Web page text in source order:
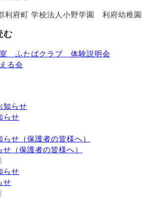
府町 学校法人小野学園 利府幼稚園
む
室 ふたばクラブ 体験説明会
る会
らせ
（保護者の皆様へ）
せ